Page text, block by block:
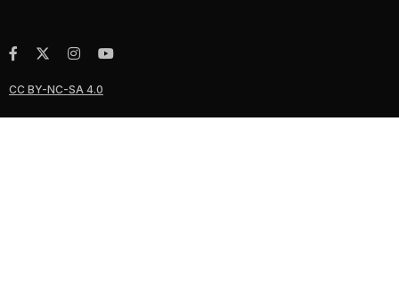
CC BY-NC-SA 4.0